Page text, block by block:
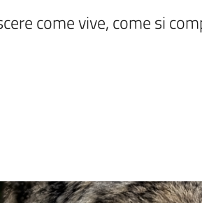
come vive, come si